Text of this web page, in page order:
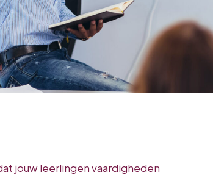
jouw leerlingen vaardigheden